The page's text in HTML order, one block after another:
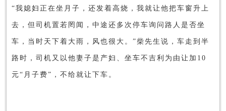
“我媳妇正在坐月子，还发着高烧，我就让他把车窗升上
去，但司机置若罔闻，中途还多次停车询问路人是否坐
车，当时天下着大雨，风也很大。”柴先生说，车走到半
路时，司机又以他妻子是产妇、坐车不吉利为由让加10
元“月子费”，不给就让下车。